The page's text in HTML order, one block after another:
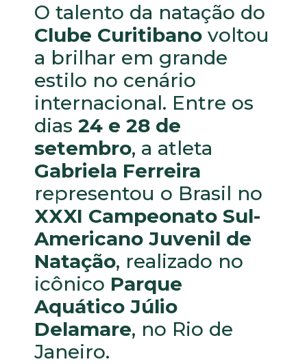
O talento da natação do
Clube Curitibano voltou
a brilhar em grande
estilo no cenário
internacional. Entre os
dias 24 e 28 de
setembro, a atleta
Gabriela Ferreira
representou o Brasil no
XXXI Campeonato Sul-
Americano Juvenil de
Natação, realizado no
icônico Parque
Aquático Júlio
Delamare, no Rio de
Janeiro.